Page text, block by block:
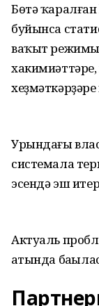
Бөтә
буйынса
ваҡыт
хеҙмәткәрҙәре
Урындағы
системала
эсендә эш
Актуаль
аҫтында